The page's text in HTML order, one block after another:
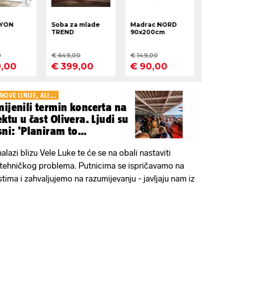
LINIJE, ALI...
termin koncerta na
u čast Olivera. Ljudi su
'Planiram to
blizu Vele Luke te će se na obali nastaviti
problema. Putnicima se ispričavamo na
i zahvaljujemo na razumijevanju - javljaju nam iz